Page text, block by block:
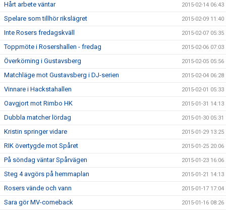
Hårt arbete väntar 2015-02-14 06:43
Spelare som tillhör rikslägret 2015-02-09 11:40
Inte Rosers fredagskväll 2015-02-07 05:35
Toppmöte i Rosershallen - fredag 2015-02-06 07:03
Överkörning i Gustavsberg 2015-02-05 05:56
Matchläge mot Gustavsberg i DJ-serien 2015-02-04 06:28
Vinnare i Hackstahallen 2015-02-01 05:33
Oavgjort mot Rimbo HK 2015-01-31 14:13
Dubbla matcher lördag 2015-01-30 05:31
Kristin springer vidare 2015-01-29 13:25
RIK övertygde mot Spåret 2015-01-25 20:06
På söndag väntar Spårvägen 2015-01-23 16:06
Steg 4 avgörs på hemmaplan 2015-01-21 14:13
Rosers vände och vann 2015-01-17 17:04
Sara gör MV-comeback 2015-01-16 08:26